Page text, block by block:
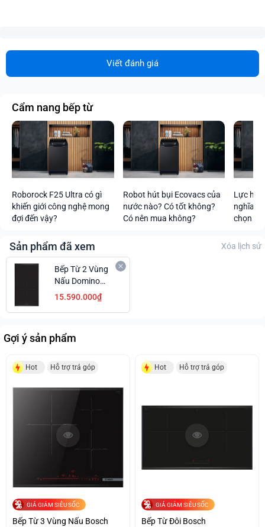
Viết đánh giá
Cẩm nang bếp từ
Roborock F25 Ultra có gì
khiến giới công nghệ mong
đợi đến vậy?
Robot hút bụi Ecovacs của
nước nào? Có tốt không?
Có nên mua không?
Lực hút
nghĩa
chọn
Sản phẩm đã xem Xóa lịch sử
Bếp Từ 2 Vùng
Nấu Domino
Bosch
PIB375FB1E
15.590.000₫
Gợi ý sản phẩm
Hot Hỗ trợ trả góp
GIÁ GIẢM SIÊU SỐC
Bếp Từ 3 Vùng Nấu Bosch
Hot Hỗ trợ trả góp
GIÁ GIẢM SIÊU SỐC
Bếp Từ Đôi Bosch